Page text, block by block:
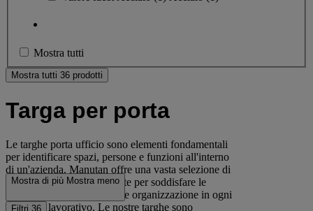
Mostra tutti
Mostra tutti 36 prodotti
Targa per porta
Le targhe porta ufficio sono elementi fondamentali
per identificare spazi, persone e funzioni all'interno
di un'azienda. Manutan offre una vasta selezione di
targhette porta ufficio, ideate per soddisfare le
esigenze di identificazione e organizzazione in ogni
ambiente lavorativo. Le nostre targhe sono
Mostra di più Mostra meno
Filtri 36